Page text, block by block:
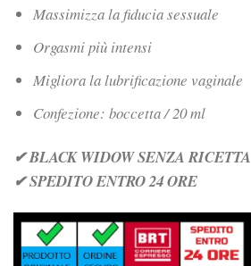
Massimizza la fiducia sessuale
Orgasmi più intensi
Migliora la lubrificazione vaginale
Confezione: boccetta / 20 ml
✔ BLACK WIDOW SENZA RICETTA
✔ SPEDITO ENTRO 24 ORE